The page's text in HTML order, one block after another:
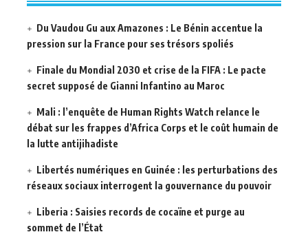
Du Vaudou Gu aux Amazones : Le Bénin accentue la
pression sur la France pour ses trésors spoliés
Finale du Mondial 2030 et crise de la FIFA : Le pacte
secret supposé de Gianni Infantino au Maroc
Mali : l’enquête de Human Rights Watch relance le
débat sur les frappes d’Africa Corps et le coût humain de
la lutte antijihadiste
Libertés numériques en Guinée : les perturbations des
réseaux sociaux interrogent la gouvernance du pouvoir
Liberia : Saisies records de cocaïne et purge au
sommet de l’État